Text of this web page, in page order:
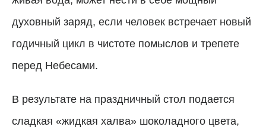
духовный заряд, если человек встречает новый
годичный цикл в чистоте помыслов и трепете
перед Небесами.
В результате на праздничный стол подается
сладкая «жидкая халва» шоколадного цвета,